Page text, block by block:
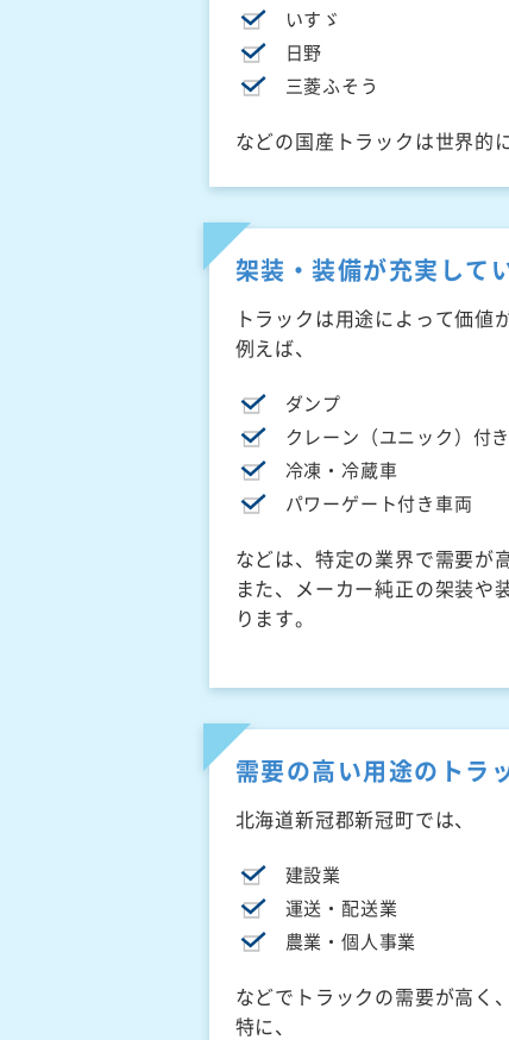
いすゞ
日野
三菱ふそう
などの国産トラックは世界的
架装・装備が充実して
トラックは用途によって価値
例えば、
ダンプ
クレーン（ユニック）付き
冷凍・冷蔵車
パワーゲート付き車両
などは、特定の業界で需要が
また、メーカー純正の架装や
ります。
需要の高い用途のトラ
北海道新冠郡新冠町では、
建設業
運送・配送業
農業・個人事業
などでトラックの需要が高く
特に、